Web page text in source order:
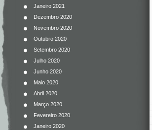
Janeiro 2021
Dezembro 2020
Novembro 2020
Outubro 2020
Setembro 2020
Julho 2020
Junho 2020
Maio 2020
Abril 2020
Março 2020
Fevereiro 2020
Janeiro 2020